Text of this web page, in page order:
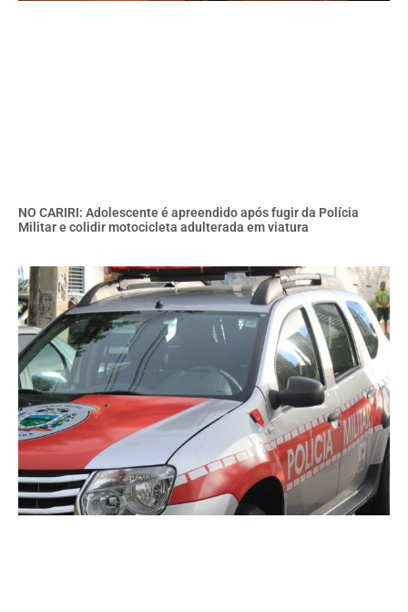
NO CARIRI: Adolescente é apreendido após fugir da Polícia
Militar e colidir motocicleta adulterada em viatura